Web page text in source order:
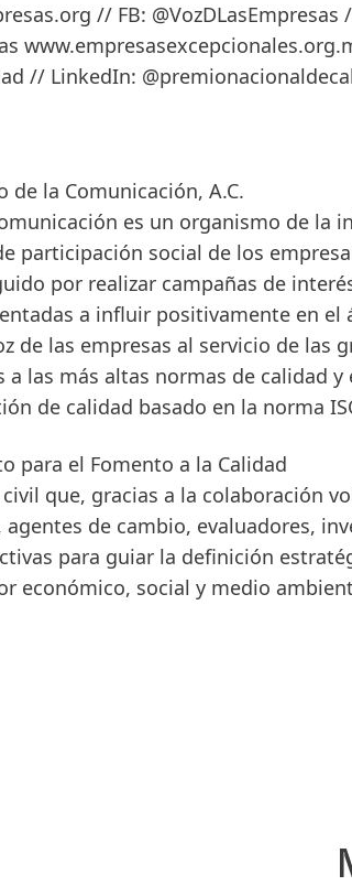
// FB: @VozDLasEmpresas
// LinkedIn:
de la Comunicación, A.C.
es un organismo de la
participación social de los
por realizar campañas de
a influir positivamente en el
de las empresas al servicio de las
a las más altas normas de calidad
de calidad basado en la norma
para el Fomento a la Calidad
que, gracias a la colaboración
de cambio, evaluadores,
para guiar la definición
económico, social y medio